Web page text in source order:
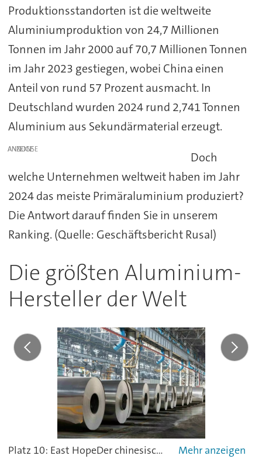
Produktionsstandorten ist die weltweite
Aluminiumproduktion von 24,7 Millionen
Tonnen im Jahr 2000 auf 70,7 Millionen Tonnen
im Jahr 2023 gestiegen, wobei China einen
Anteil von rund 57 Prozent ausmacht. In
Deutschland wurden 2024 rund 2,741 Tonnen
Aluminium aus Sekundärmaterial erzeugt.
ANZEIGE
Doch
welche Unternehmen weltweit haben im Jahr
2024 das meiste Primäraluminium produziert?
Die Antwort darauf finden Sie in unserem
Ranking. (Quelle: Geschäftsbericht Rusal)
Die größten Aluminium-
Hersteller der Welt
Platz 10: East HopeDer chinesische Aluminiumhersteller East Hope kam 2022 neu in der Top 10 der größten Aluminiumhersteller. Mit rund 2,2 Millionen Tonnen Aluminium landet East Hope 2024 auf dem zehnten Platz. East Hope Aluminium Co Ltd stellt Aluminium und verwandte Produkte her. Das Unternehmen wurde im Jahr 2003 gegründet und hat seinen Sitz in Sanmenxia, China. Auch hier blieb die Produktionsmenge binnen Jahresfrist gleich.